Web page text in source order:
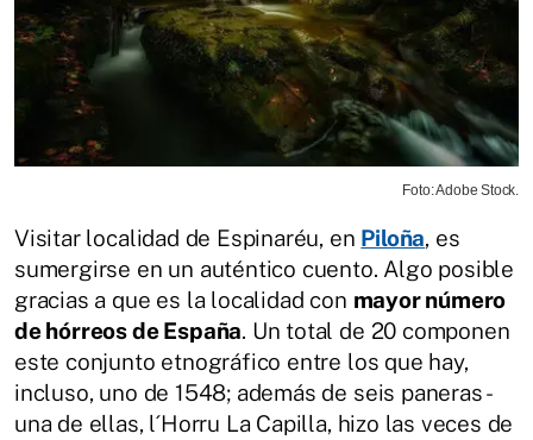
Foto: Adobe Stock.
Visitar localidad de Espinaréu, en Piloña, es
sumergirse en un auténtico cuento. Algo posible
gracias a que es la localidad con mayor número
de hórreos de España. Un total de 20 componen
este conjunto etnográfico entre los que hay,
incluso, uno de 1548; además de seis paneras -
una de ellas, l´Horru La Capilla, hizo las veces de